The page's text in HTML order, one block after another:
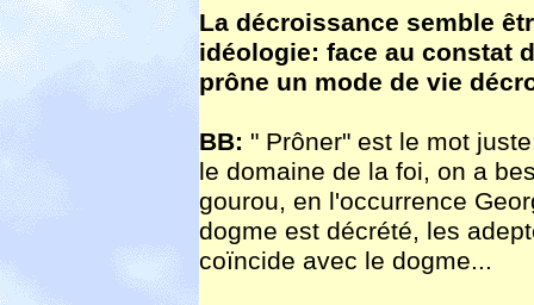
La décroissance semble
idéologie: face au constat
prône un mode de vie
BB: " Prôner" est le mot
le domaine de la foi, on a
gourou, en l'occurrence
dogme est décrété, les
coïncide avec le dogme...